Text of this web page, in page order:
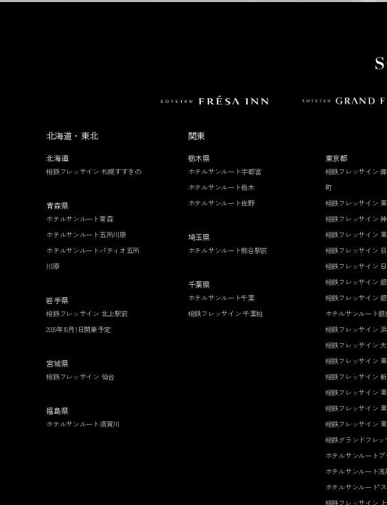
北海道・東北
北海道
相鉄フレッサイン 札幌すすきの
青森県
ホテルサンルート青森
ホテルサンルート五所川原
ホテルサンルートパティオ五所
川原
岩手県
相鉄フレッサイン 北上駅前
2026年10月1日開業予定
宮城県
相鉄フレッサイン 仙台
福島県
ホテルサンルート須賀川
関東
栃木県
ホテルサンルート宇都宮
ホテルサンルート栃木
ホテルサンルート佐野
埼玉県
ホテルサンルート熊谷駅前
千葉県
ホテルサンルート千葉
相鉄フレッサイン 千葉柏
東京都
相鉄フレッサイン
町
相鉄フレッサイン
相鉄フレッサイン
相鉄フレッサイン
相鉄フレッサイン
相鉄フレッサイン
相鉄フレッサイン
相鉄フレッサイン
ホテルサンルート銀
相鉄フレッサイン
相鉄フレッサイン
相鉄フレッサイン
相鉄フレッサイン
相鉄フレッサイン
相鉄フレッサイン
相鉄フレッサイン
相鉄グランドフレ
ホテルサンルート
ホテルサンルート浅
ホテルサンルート"
相鉄フレッサイン